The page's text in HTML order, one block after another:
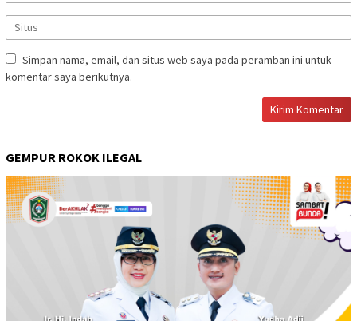
Simpan nama, email, dan situs web saya pada peramban ini untuk
komentar saya berikutnya.
GEMPUR ROKOK ILEGAL